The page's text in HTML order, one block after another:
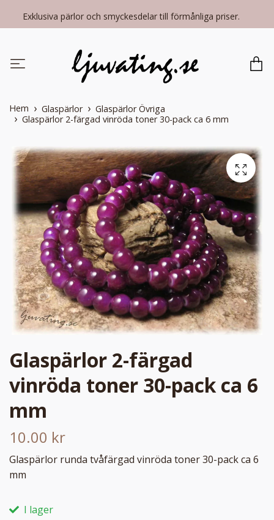
Exklusiva pärlor och smyckesdelar till förmånliga priser.
Hem Glaspärlor
Glaspärlor Övriga
Glaspärlor 2-färgad vinröda toner 30-pack ca 6 mm
Glaspärlor 2-färgad
vinröda toner 30-pack ca 6
mm
10.00 kr
Glaspärlor runda tvåfärgad vinröda toner 30-pack ca 6
mm
I lager